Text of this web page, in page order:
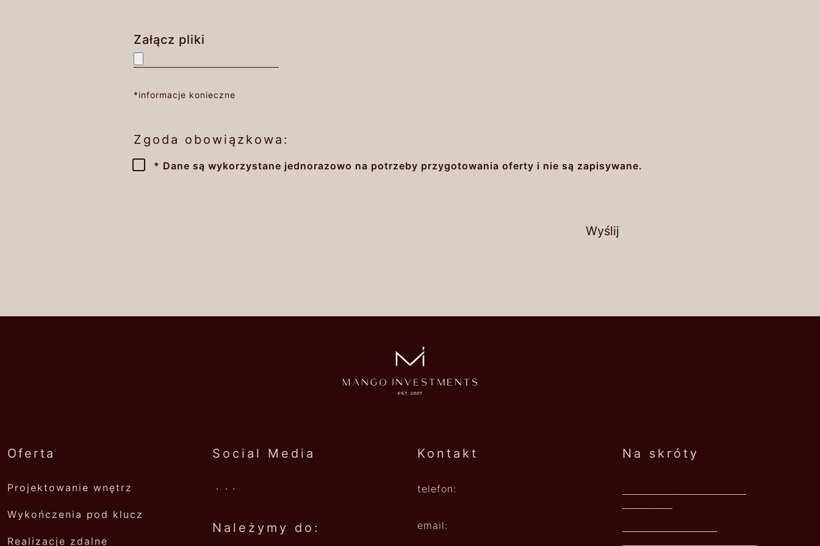
Załącz pliki
*informacje konieczne
Zgoda obowiązkowa:
* Dane są wykorzystane jednorazowo na potrzeby przygotowania oferty i nie są zapisywane.
Oferta
Projektowanie wnętrz
Wykończenia pod klucz
Realizacje zdalne
Social Media
. . .
Należymy do:
Kontakt
telefon:
email:
Na skróty